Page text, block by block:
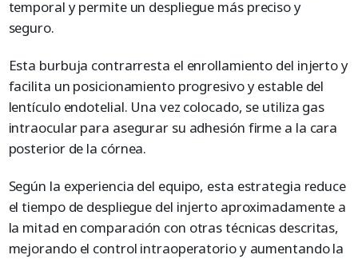
temporal y permite un despliegue más preciso y
seguro.
Esta burbuja contrarresta el enrollamiento del injerto y
facilita un posicionamiento progresivo y estable del
lentículo endotelial. Una vez colocado, se utiliza gas
intraocular para asegurar su adhesión firme a la cara
posterior de la córnea.
Según la experiencia del equipo, esta estrategia reduce
el tiempo de despliegue del injerto aproximadamente a
la mitad en comparación con otras técnicas descritas,
mejorando el control intraoperatorio y aumentando la